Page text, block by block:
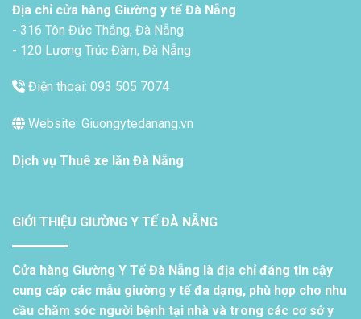
Địa chỉ cửa hàng Giường y tế Đà Nẵng
- 316 Tôn Đức Thắng, Đà Nẵng
- 120 Lương Trúc Đàm, Đà Nẵng
Điện thoại: 093 505 7074
Website: Giuongytedanang.vn
Dịch vụ Thuê xe lăn Đà Nẵng
GIỚI THIỆU GIƯỜNG Y TẾ ĐÀ NẴNG
Cửa hàng Giường Y Tế Đà Nẵng là địa chỉ đáng tin cậy
cung cấp các mẫu giường y tế đa dạng, phù hợp cho nhu
cầu chăm sóc người bệnh tại nhà và trong các cơ sở y